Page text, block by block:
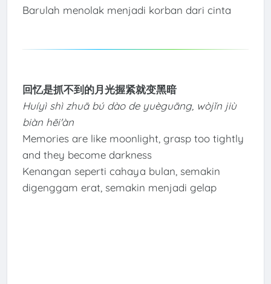
Barulah menolak menjadi korban dari cinta
回忆是抓不到的月光握紧就变黑暗
Huíyì shì zhuā bú dào de yuèguāng, wòjǐn jiù
biàn hēi'àn
Memories are like moonlight, grasp too tightly
and they become darkness
Kenangan seperti cahaya bulan, semakin
digenggam erat, semakin menjadi gelap